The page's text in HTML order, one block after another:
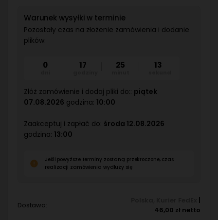
Warunek wysyłki w terminie
Pozostały czas na złożenie zamówienia i dodanie
plików:
0 17 25 12
Złóż zamówienie i dodaj pliki do:: piątek
07.08.2026 godzina: 10:00
Zaakceptuj i zapłać do: środa 12.08.2026
godzina: 13:00
Jeśli powyższe terminy zostaną przekroczone, czas
realizacji zamówienia wydłuży się
Dostawa:
|
46,00 zł netto